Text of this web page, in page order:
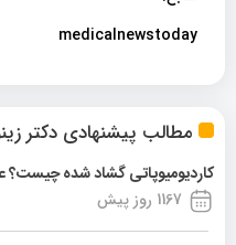
مطالب پیشنهادی دکتر
کاردیومیوپاتی گشاد شده چیست؟
1167 روز پیش
medicalnewstoday